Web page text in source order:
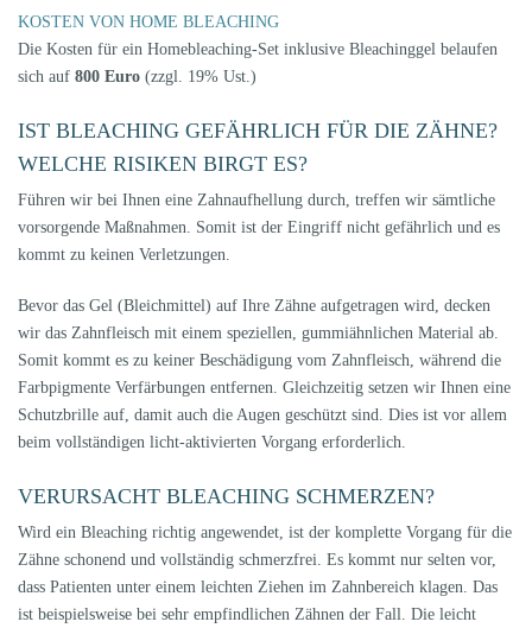
KOSTEN VON HOME BLEACHING
Die Kosten für ein Homebleaching-Set inklusive Bleachinggel belaufen
sich auf 800 Euro (zzgl. 19% Ust.)
IST BLEACHING GEFÄHRLICH FÜR DIE ZÄHNE?
WELCHE RISIKEN BIRGT ES?
Führen wir bei Ihnen eine Zahnaufhellung durch, treffen wir sämtliche
vorsorgende Maßnahmen. Somit ist der Eingriff nicht gefährlich und es
kommt zu keinen Verletzungen.
Bevor das Gel (Bleichmittel) auf Ihre Zähne aufgetragen wird, decken
wir das Zahnfleisch mit einem speziellen, gummiähnlichen Material ab.
Somit kommt es zu keiner Beschädigung vom Zahnfleisch, während die
Farbpigmente Verfärbungen entfernen. Gleichzeitig setzen wir Ihnen eine
Schutzbrille auf, damit auch die Augen geschützt sind. Dies ist vor allem
beim vollständigen licht-aktivierten Vorgang erforderlich.
VERURSACHT BLEACHING SCHMERZEN?
Wird ein Bleaching richtig angewendet, ist der komplette Vorgang für die
Zähne schonend und vollständig schmerzfrei. Es kommt nur selten vor,
dass Patienten unter einem leichten Ziehen im Zahnbereich klagen. Das
ist beispielsweise bei sehr empfindlichen Zähnen der Fall. Die leicht